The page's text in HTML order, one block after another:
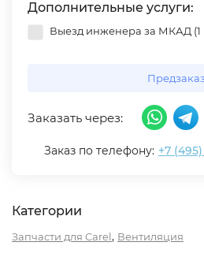
Дополнительные услуги:
Выезд инженера за МКАД (1
Предзаказ
Заказать через:
Заказ по телефону: +7
Категории
Запчасти для Carel, Вентиляция